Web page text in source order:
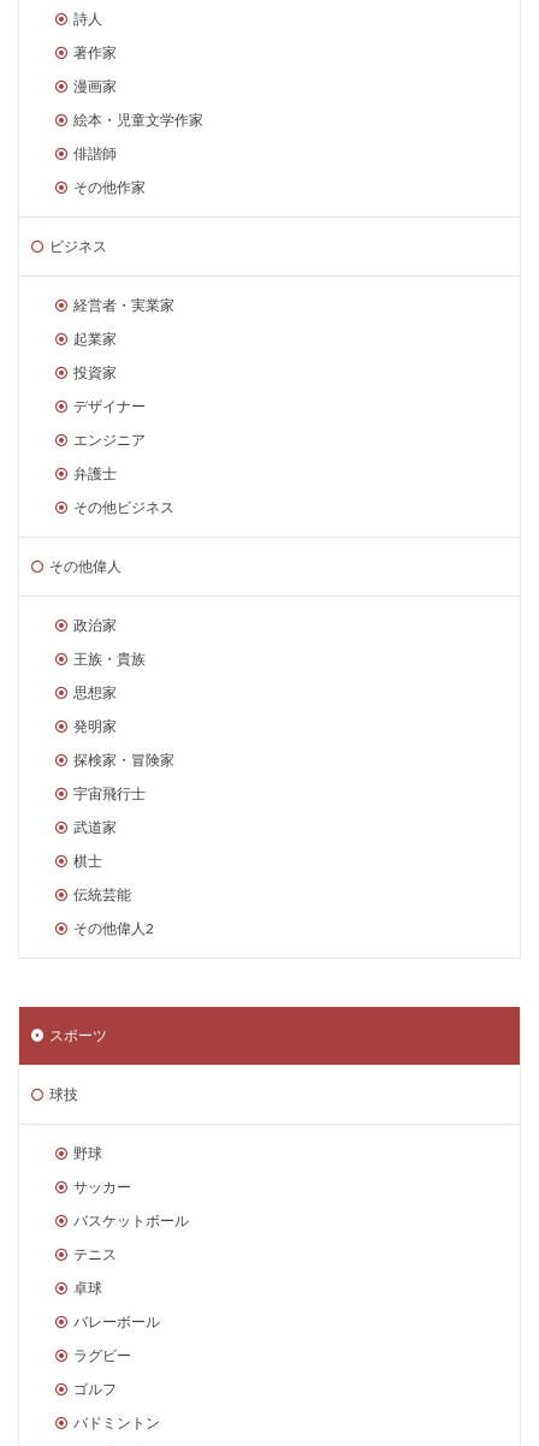
詩人
著作家
漫画家
絵本・児童文学作家
俳諧師
その他作家
ビジネス
経営者・実業家
起業家
投資家
デザイナー
エンジニア
弁護士
その他ビジネス
その他偉人
政治家
王族・貴族
思想家
発明家
探検家・冒険家
宇宙飛行士
武道家
棋士
伝統芸能
その他偉人2
スポーツ
球技
野球
サッカー
バスケットボール
テニス
卓球
バレーボール
ラグビー
ゴルフ
バドミントン